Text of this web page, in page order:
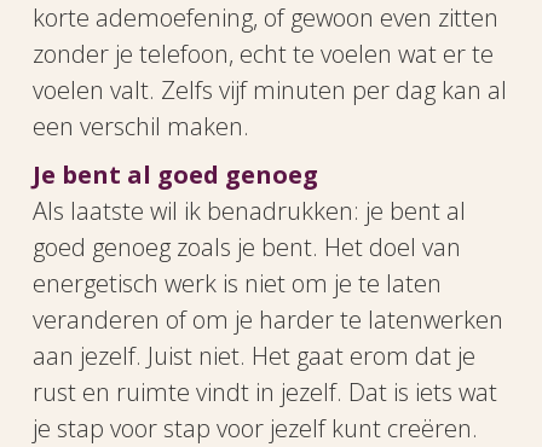
korte ademoefening, of gewoon even zitten
zonder je telefoon, echt te voelen wat er te
voelen valt. Zelfs vijf minuten per dag kan al
een verschil maken.
Je bent al goed genoeg
Als laatste wil ik benadrukken: je bent al
goed genoeg zoals je bent. Het doel van
energetisch werk is niet om je te laten
veranderen of om je harder te latenwerken
aan jezelf. Juist niet. Het gaat erom dat je
rust en ruimte vindt in jezelf. Dat is iets wat
je stap voor stap voor jezelf kunt creëren.